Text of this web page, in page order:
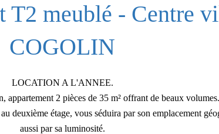
T2 meublé - Centre
COGOLIN
LOCATION A L'ANNEE.
appartement 2 pièces de 35 m² offrant de beaux volumes.
deuxième étage, vous séduira par son emplacement
aussi par sa luminosité.